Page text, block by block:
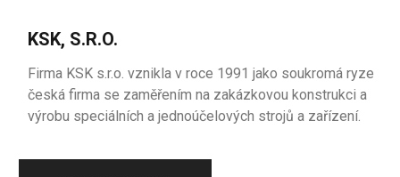
KSK, S.R.O.
Firma KSK s.r.o. vznikla v roce 1991 jako soukromá ryze
česká firma se zaměřením na zakázkovou konstrukci a
výrobu speciálních a jednoúčelových strojů a zařízení.